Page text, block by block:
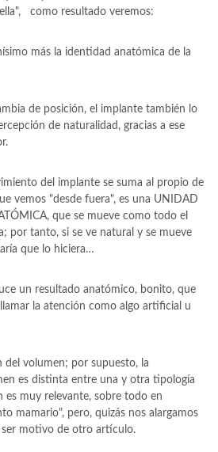
como resultado veremos:
más la identidad anatómica de la
de posición, el implante también lo
de naturalidad, gracias a ese
del implante se suma al propio de
vemos "desde fuera", es una UNIDAD
que se mueve como todo el
por tanto, si se ve natural y se mueve
que lo hiciera…
un resultado anatómico, bonito, que
la atención como algo artificial u
del volumen; por supuesto, la
es distinta entre una y otra tipología
es muy relevante, sobre todo en
mamario", pero, quizás nos alargamos
motivo de otro artículo.